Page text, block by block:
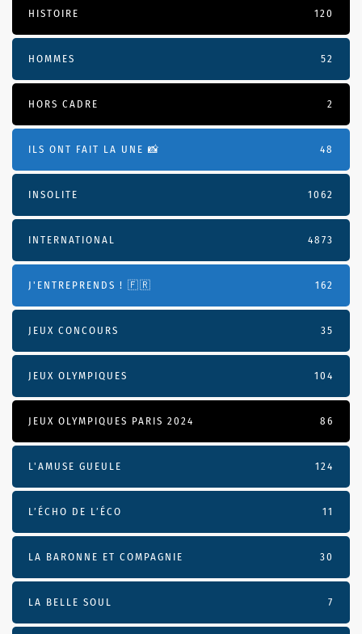
HISTOIRE 120
HOMMES 52
HORS CADRE 2
ILS ONT FAIT LA UNE 📸 48
INSOLITE 1062
INTERNATIONAL 4873
J'ENTREPRENDS ! 🇫🇷 162
JEUX CONCOURS 35
JEUX OLYMPIQUES 104
JEUX OLYMPIQUES PARIS 2024 86
L'AMUSE GUEULE 124
L’ÉCHO DE L’ÉCO 11
LA BARONNE ET COMPAGNIE 30
LA BELLE SOUL 7